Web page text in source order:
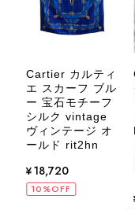
2026/
Cartier カルティ
エ スカーフ ブル
ー 宝石モチーフ
シルク vintage
ヴィンテージ オ
ールド rit2hn
¥18,720
10%OFF